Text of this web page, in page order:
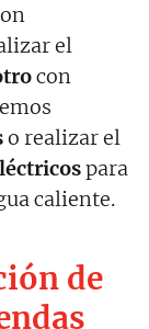
el
con
o realizar el
para
caliente.
de